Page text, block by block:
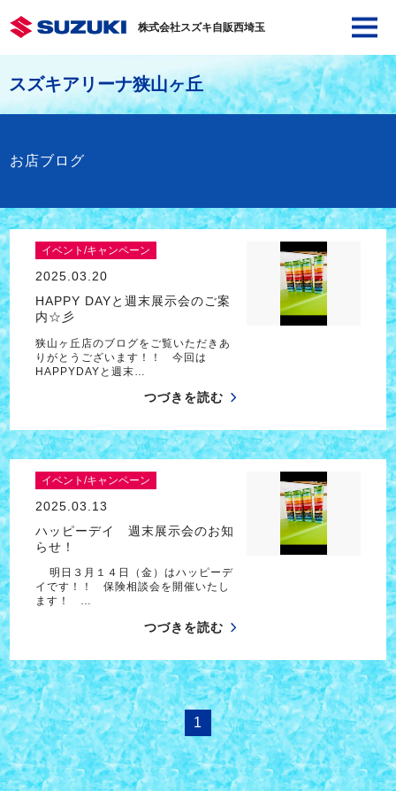
株式会社スズキ自販西埼玉
スズキアリーナ狭山ヶ丘
お店ブログ
イベント/キャンペーン
2025.03.20
HAPPY DAYと週末展示会のご案
内☆彡
狭山ヶ丘店のブログをご覧いただきあ
りがとうございます！！ 今回は
HAPPYDAYと週末…
つづきを読む
イベント/キャンペーン
2025.03.13
ハッピーデイ 週末展示会のお知
らせ！
明日３月１４日（金）はハッピーデ
イです！！ 保険相談会を開催いたし
ます！ …
つづきを読む
1